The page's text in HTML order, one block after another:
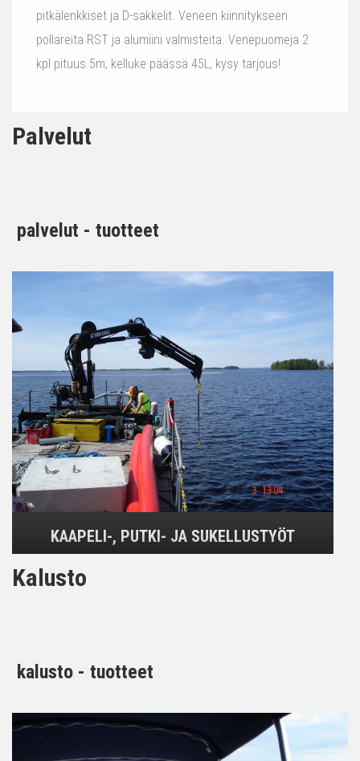
pitkälenkkiset ja D-sakkelit. Veneen kiinnitykseen
pollareita RST ja alumiini valmisteita. Venepuomeja 2
kpl pituus 5m, kelluke päässä 45L, kysy tarjous!
Palvelut
palvelut - tuotteet
KAAPELI-, PUTKI- JA SUKELLUSTYÖT
Kalusto
kalusto - tuotteet